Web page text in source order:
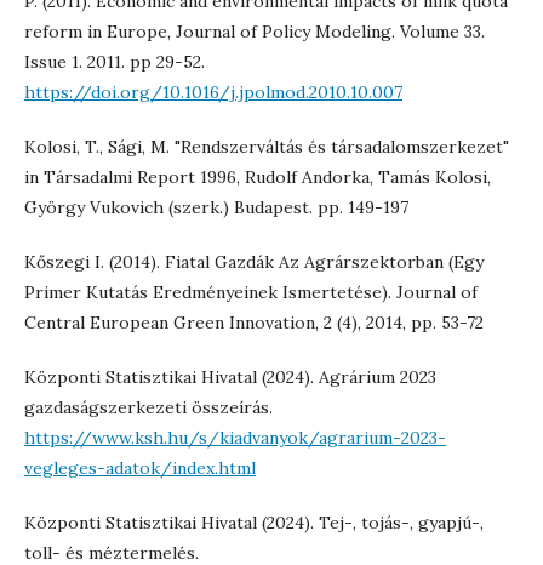
reform in Europe, Journal of Policy Modeling. Volume 33.
Issue 1. 2011. pp 29-52.
https://doi.org/10.1016/j.jpolmod.2010.10.007
Kolosi, T., Sági, M. "Rendszerváltás és társadalomszerkezet"
in Társadalmi Report 1996, Rudolf Andorka, Tamás Kolosi,
György Vukovich (szerk.) Budapest. pp. 149-197
Kőszegi I. (2014). Fiatal Gazdák Az Agrárszektorban (Egy
Primer Kutatás Eredményeinek Ismertetése). Journal of
Central European Green Innovation, 2 (4), 2014, pp. 53-72
Központi Statisztikai Hivatal (2024). Agrárium 2023
gazdaságszerkezeti összeírás.
https://www.ksh.hu/s/kiadvanyok/agrarium-2023-
vegleges-adatok/index.html
Központi Statisztikai Hivatal (2024). Tej-, tojás-, gyapjú-,
toll- és méztermelés.